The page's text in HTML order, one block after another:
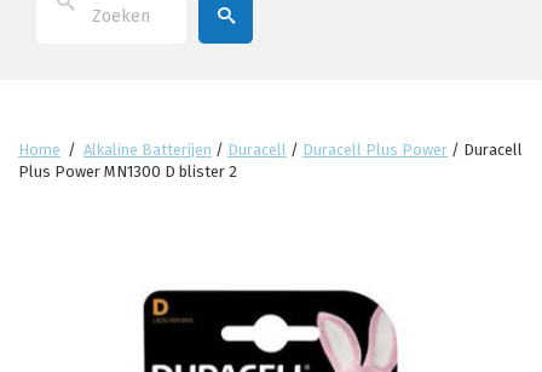
Home / Alkaline Batterijen / Duracell / Duracell Plus Power / Duracell
Plus Power MN1300 D blister 2